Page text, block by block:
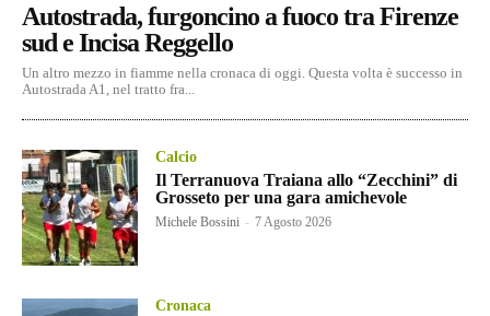
Autostrada, furgoncino a fuoco tra Firenze
sud e Incisa Reggello
Un altro mezzo in fiamme nella cronaca di oggi. Questa volta è successo in
Autostrada A1, nel tratto fra...
Calcio
Il Terranuova Traiana allo “Zecchini” di
Grosseto per una gara amichevole
Michele Bossini - 7 Agosto 2026
Cronaca